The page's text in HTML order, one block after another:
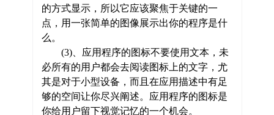
的方式显示，所以它应该聚焦于关键的一
点，用一张简单的图像展示出你的程序是什
么。
(3)、应用程序的图标不要使用文本，未
必所有的用户都会去阅读图标上的文字，尤
其是对于小型设备，而且在应用描述中有足
够的空间让你尽兴阐述。应用程序的图标是
你给用户留下视觉记忆的一个机会。